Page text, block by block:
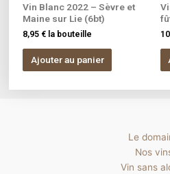
Vin Blanc 2022 – Sèvre et
Maine sur Lie (6bt)
8,95 € la bouteille
Ajouter au panier
Le
Nos
Vin sans